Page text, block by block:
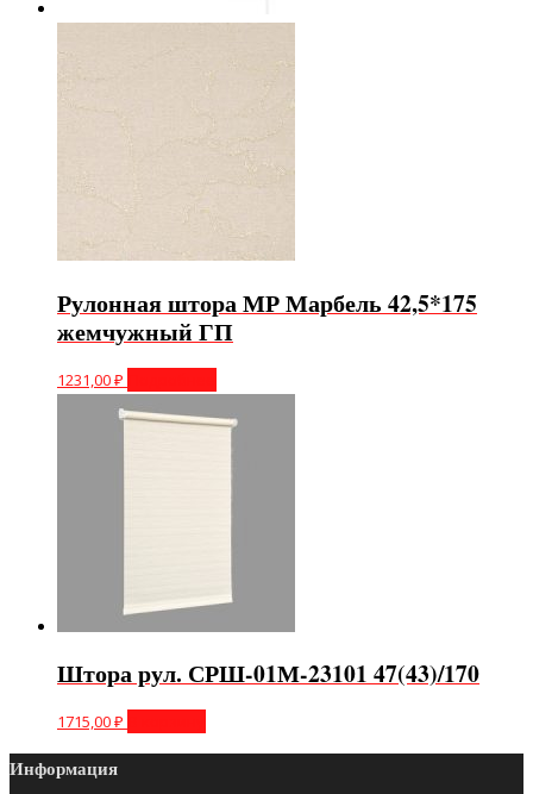
Рулонная штора МР Марбель 42,5*175
жемчужный ГП
1231,00₽
Штора рул. СРШ-01М-23101 47(43)/170
1715,00₽
Информация